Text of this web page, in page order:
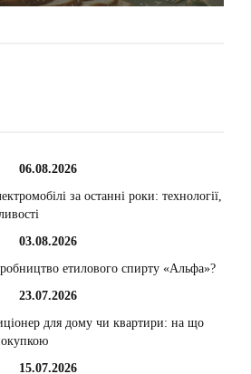
06.08.2026
за останні роки: технології,
03.08.2026
етилового спирту «Альфа»?
23.07.2026
для дому чи квартири: на що
15.07.2026